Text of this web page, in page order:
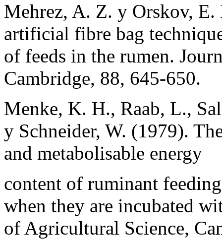
Mehrez, A. Z. y Orskov,
artificial fibre bag
of feeds in the rumen.
Cambridge, 88, 645-650.
Menke, K. H., Raab, L.,
y Schneider, W. (1979).
and metabolisable energy
content of ruminant
when they are incubated
of Agricultural Science,